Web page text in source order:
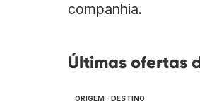
companhia.
Últimas ofertas
ORIGEM - DESTINO